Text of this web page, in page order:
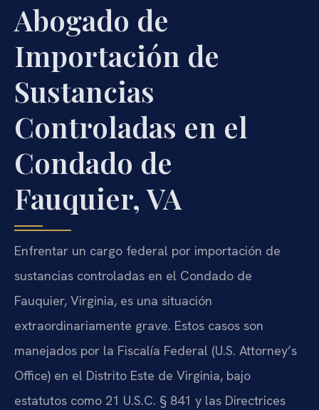
Abogado de
Importación de
Sustancias
Controladas en el
Condado de
Fauquier, VA
Enfrentar un cargo federal por importación de
sustancias controladas en el Condado de
Fauquier, Virginia, es una situación
extraordinariamente grave. Estos casos son
manejados por la Fiscalía Federal (U.S. Attorney’s
Office) en el Distrito Este de Virginia, bajo
estatutos como 21 U.S.C. § 841 y las Directrices